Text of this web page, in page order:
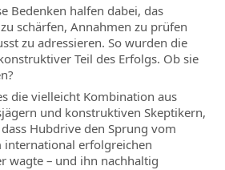
Bedenken halfen dabei, das
schärfen, Annahmen zu prüfen
zu adressieren. So wurden die
Teil des Erfolgs. Ob sie
die vielleicht Kombination aus
und konstruktiven Skeptikern,
Hubdrive den Sprung vom
international erfolgreichen
wagte – und ihn nachhaltig